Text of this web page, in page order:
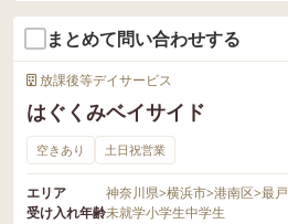
まとめて問い合わせする
放課後等デイサービス
はぐくみベイサイド
空きあり 土日祝営業
エリア 神奈川県>横浜市>港南区>最戸
受け入れ年齢未就学小学生中学生